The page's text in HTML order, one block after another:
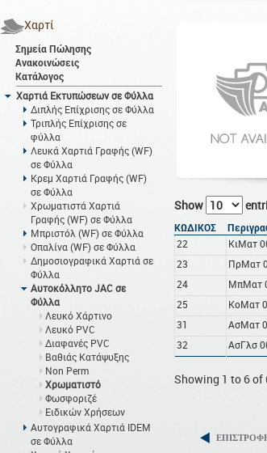
Χαρτί
Σημεία Πώλησης
Ανακοινώσεις
Κατάλογος
Χαρτιά Εκτυπώσεων σε Φύλλα
Διπλής Επίχρισης σε Φύλλα
Τριπλής Επίχρισης σε
φύλλα
Λευκά Χαρτιά Γραφής (WF)
σε Φύλλα
Κρεμ Χαρτιά Γραφής (WF)
σε Φύλλα
Χρωματιστά Χαρτιά
Γραφής (WF) σε Φύλλα
Μπριστόλ (WF) σε Φύλλα
Οπαλίνα (WF) σε Φύλλα
Δημοσιογραφικά Χαρτιά σε
Φύλλα
Αυτοκόλλητο JAC σε
Φύλλα
Λευκό Χάρτινο
Λευκό PVC
Διαφανές PVC
Βαθιάς Κατάψυξης
Non Perm
Χρωματιστό
Φωσφοριζέ
Ειδικών Χρήσεων
Αυτογραφικά Χαρτιά IDEM
σε Φύλλα
Show
ΚΩΔΙΚΟΣ
22
ΚιΜατ
23
ΠρΜατ
24
ΜπΜατ
25
ΚοΜατ
31
ΑσΜατ
32
ΑσΓλσ
Showing 1 to 6 of